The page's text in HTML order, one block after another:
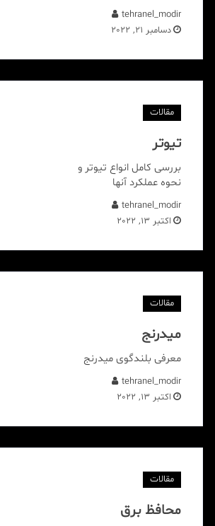
tehranel_modir
دسامبر 21, 2022
مقالات
تیوتر
بررسی کامل انواع تیوتر و
نحوه عملکرد آنها
tehranel_modir
اکتبر 13, 2022
مقالات
میدرنج
معرفی بلندگوی میدرنج
tehranel_modir
اکتبر 13, 2022
مقالات
محافظ برق